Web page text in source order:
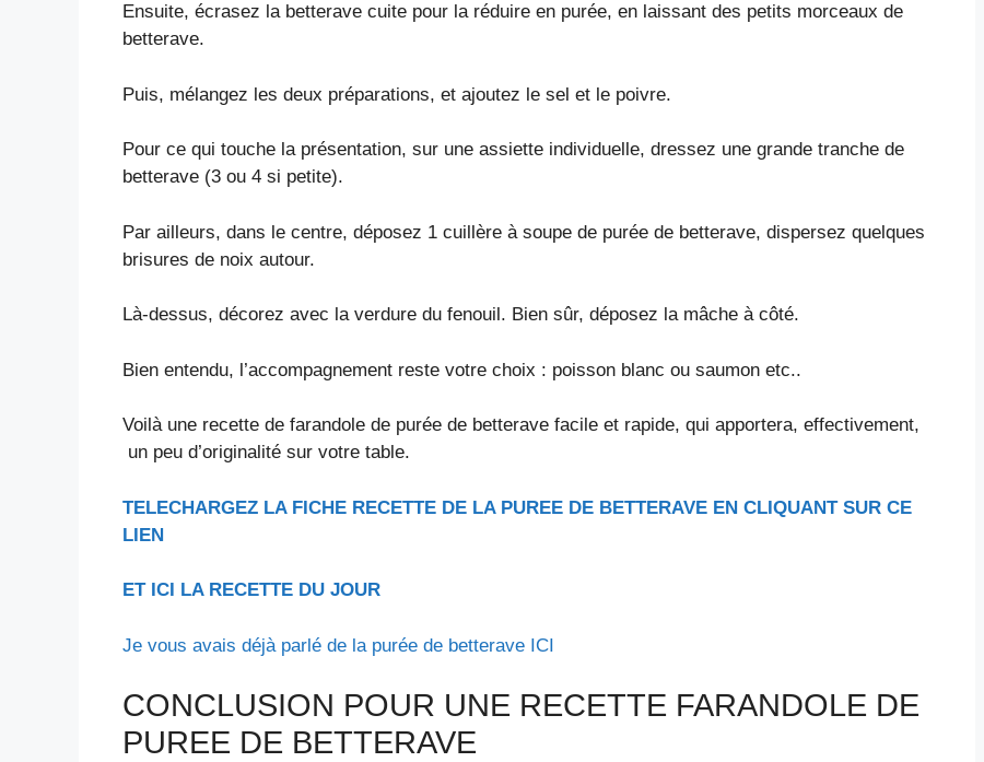
Ensuite, écrasez la betterave cuite pour la réduire en purée, en laissant des petits morceaux de
betterave.
Puis, mélangez les deux préparations, et ajoutez le sel et le poivre.
Pour ce qui touche la présentation, sur une assiette individuelle, dressez une grande tranche de
betterave (3 ou 4 si petite).
Par ailleurs, dans le centre, déposez 1 cuillère à soupe de purée de betterave, dispersez quelques
brisures de noix autour.
Là-dessus, décorez avec la verdure du fenouil. Bien sûr, déposez la mâche à côté.
Bien entendu, l’accompagnement reste votre choix : poisson blanc ou saumon etc..
Voilà une recette de farandole de purée de betterave facile et rapide, qui apportera, effectivement,
un peu d’originalité sur votre table.
TELECHARGEZ LA FICHE RECETTE DE LA PUREE DE BETTERAVE EN CLIQUANT SUR CE
LIEN
ET ICI LA RECETTE DU JOUR
Je vous avais déjà parlé de la purée de betterave ICI
CONCLUSION POUR UNE RECETTE FARANDOLE DE
PUREE DE BETTERAVE